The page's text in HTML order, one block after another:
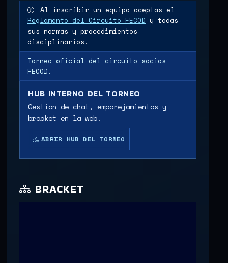
Al inscribir un equipo aceptas el
Reglamento del Circuito FECOD y todas
sus normas y procedimientos
disciplinarios.
Torneo oficial del circuito socios
FECOD.
HUB INTERNO DEL TORNEO
Gestion de chat, emparejamientos y
bracket en la web.
ABRIR HUB DEL TORNEO
BRACKET